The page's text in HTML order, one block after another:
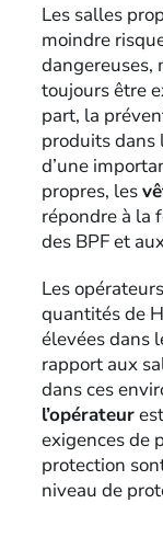
Les salles
moindre
dangereuses,
toujours être
part, la
produits dans
d’une
propres, les
répondre à la
des BPF et
Les
quantités de
élevées dans
rapport aux
dans ces
l’opérateur
exigences de
protection
niveau de